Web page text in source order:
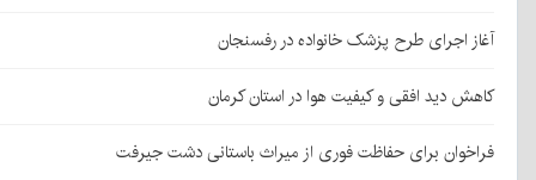
آغاز اجرای طرح پزشک خانواده در رفسنجان
کاهش دید افقی و کیفیت هوا در استان کرمان
فراخوان برای حفاظت فوری از میراث باستانی دشت جیرفت